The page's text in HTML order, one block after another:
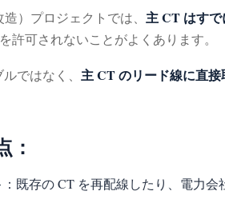
）プロジェクトでは、 主 CT はす
許可されないことがよくあります。
ではなく、 主 CT のリード線に直
：
：既存の CT を再配線したり、電力